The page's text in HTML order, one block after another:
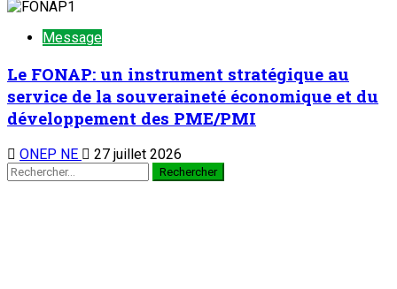
Message
Le FONAP: un instrument stratégique au
service de la souveraineté économique et du
développement des PME/PMI
ONEP NE 27 juillet 2026